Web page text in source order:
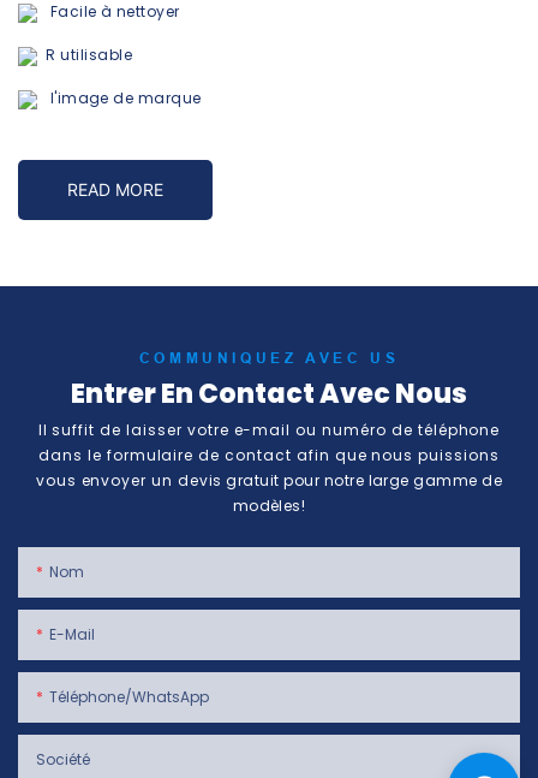
Facile à nettoyer
Rutilisable
l'image de marque
READ MORE
COMMUNIQUEZ AVEC US
Entrer En Contact Avec Nous
Il suffit de laisser votre e-mail ou numéro de téléphone
dans le formulaire de contact afin que nous puissions
vous envoyer un devis gratuit pour notre large gamme de
modèles!
Nom
E-Mail
Téléphone/WhatsApp
Société